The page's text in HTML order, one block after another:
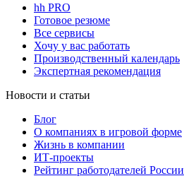
hh PRO
Готовое резюме
Все сервисы
Хочу у вас работать
Производственный календарь
Экспертная рекомендация
Новости и статьи
Блог
О компаниях в игровой форме
Жизнь в компании
ИТ-проекты
Рейтинг работодателей России